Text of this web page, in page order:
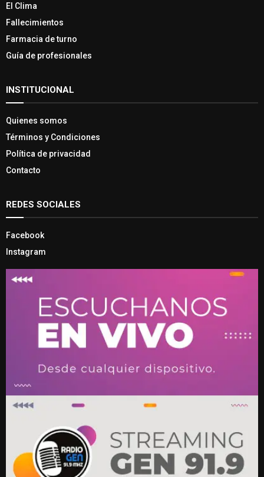
El Clima
Fallecimientos
Farmacia de turno
Guía de profesionales
INSTITUCIONAL
Quienes somos
Términos y Condiciones
Política de privacidad
Contacto
REDES SOCIALES
Facebook
Instagram